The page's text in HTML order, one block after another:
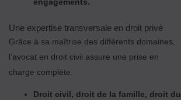
engagements.
Une expertise transversale en droit privé
Grâce à sa maîtrise des différents domaines,
l’avocat en droit civil assure une prise en
charge complète.
Droit civil, droit de la famille, droit du